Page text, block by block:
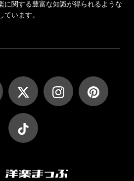
に関する豊富な知識が得られるような
います。